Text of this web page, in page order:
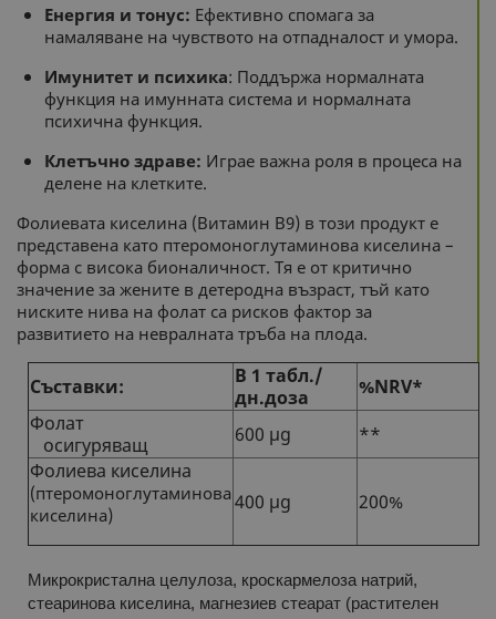
Енергия и тонус: Ефективно спомага за
намаляване на чувството на отпадналост и умора.
Имунитет и психика: Поддържа нормалната
функция на имунната система и нормалната
психична функция.
Клетъчно здраве: Играе важна роля в процеса на
делене на клетките.
Фолиевата киселина (Витамин В9) в този продукт е
представена като птеромоноглутаминова киселина –
форма с висока бионаличност. Тя е от критично
значение за жените в детеродна възраст, тъй като
ниските нива на фолат са рисков фактор за
развитието на невралната тръба на плода.
Съставки:
В 1 табл./
дн.доза
%NRV*
Фолат
осигуряващ
600 µg
**
Фолиева киселина
(птеромоноглутаминова
киселина)
400 µg 200%
Микрокристална целулоза, кроскармелоза натрий,
стеаринова киселина, магнезиев стеарат (растителен